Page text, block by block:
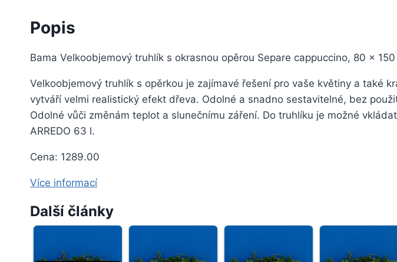
Popis
Bama Velkoobjemový truhlík s okrasnou opěrou Separe cappuccino, 80 x
Velkoobjemový truhlík s opěrkou je zajímavé řešení pro vaše květiny a také
vytváří velmi realistický efekt dřeva. Odolné a snadno sestavitelné, bez
Odolné vůči změnám teplot a slunečnímu záření. Do truhlíku je možné
ARREDO 63 l.
Cena: 1289.00
Více informací
Další články